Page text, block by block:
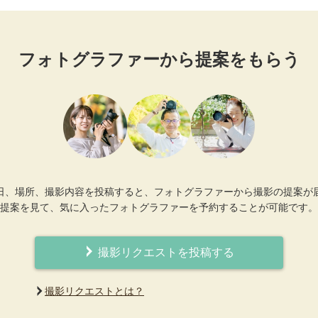
フォトグラファーから提案をもらう
、場所、撮影内容を投稿すると、フォトグラファーから撮影の提案が
提案を見て、気に入ったフォトグラファーを予約することが可能です。
撮影リクエストを投稿する
撮影リクエストとは？